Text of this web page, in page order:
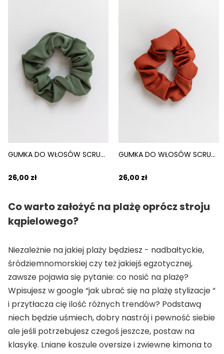
GUMKA DO WŁOSÓW SCRUNCHIE ZIELONY SAGE
26,00 zł
GUMKA DO WŁOSÓW SCRUNCHIE CEGLANY TERRACOTTA
26,00 zł
Co warto założyć na plażę oprócz stroju
kąpielowego?
Niezależnie na jakiej plaży będziesz - nadbałtyckie,
śródziemnomorskiej czy też jakiejś egzotycznej,
zawsze pojawia się pytanie: co nosić na plażę?
Wpisujesz w google “jak ubrać się na plażę stylizacje “
i przytłacza cię ilość różnych trendów? Podstawą
niech będzie uśmiech, dobry nastrój i pewność siebie
ale jeśli potrzebujesz czegoś jeszcze, postaw na
klasykę. Lniane koszule oversize i zwiewne kimona to